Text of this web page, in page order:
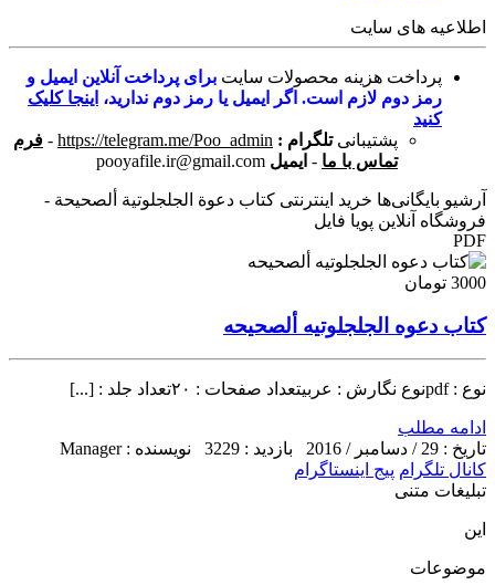
اطلاعیه های سایت
پرداخت هزینه محصولات سایت برای پرداخت آنلاین ایمیل و
رمز دوم لازم است. اگر ایمیل یا رمز دوم ندارید، اینجا کلیک
کنید
پشتیبانی تلگرام : https://telegram.me/Poo_admin
- فرم
تماس با ما - ایمیل pooyafile.ir@gmail.com
آرشیو بایگانی‌ها خرید اینترنتی کتاب دعوة الجلجلوتية ألصحيحة -
فروشگاه آنلاین پویا فایل
PDF
3000 تومان
کتاب دعوه الجلجلوتیه ألصحیحه
نوع : pdfنوع نگارش : عربیتعداد صفحات : ۲۰تعداد جلد : [...]
ادامه مطلب
تاریخ : 29 / دسامبر / 2016
بازدید : 3229
نویسنده : Manager
کانال تلگرام پیج اینستاگرام
تبلیغات متنی
این
موضوعات